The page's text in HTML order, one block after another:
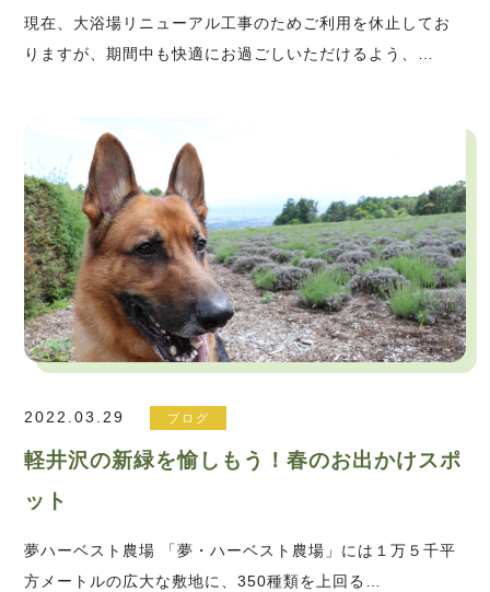
現在、大浴場リニューアル工事のためご利用を休止してお
りますが、期間中も快適にお過ごしいただけるよう、…
2022.03.29 ブログ
軽井沢の新緑を愉しもう！春のお出かけスポ
ット
夢ハーベスト農場 「夢・ハーベスト農場」には１万５千平
方メートルの広大な敷地に、350種類を上回る…